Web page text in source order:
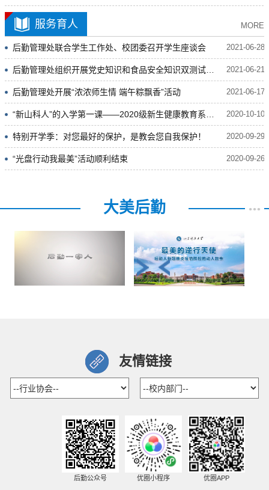
服务育人 MORE
后勤管理处联合学生工作处、校团委召开学生座谈会 2021-06-28
2021-06-21
后勤管理处开展“浓浓师生情 端午粽飘香”活动 2021-06-17
2020-10-10
特别开学季：对您最好的保护，是教会您自我保护！ 2020-09-29
“光盘行动我最美”活动顺利结束 2020-09-26
大美后勤
友情链接
优圈APP
优圈小程序
后勤公众号